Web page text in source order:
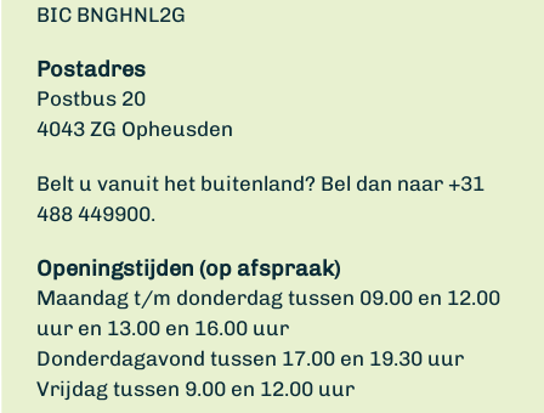
BIC BNGHNL2G
Postadres
Postbus 20
4043 ZG Opheusden
Belt u vanuit het buitenland? Bel dan naar +31
488 449900.
Openingstijden (op afspraak)
Maandag t/m donderdag tussen 09.00 en 12.00
uur en 13.00 en 16.00 uur
Donderdagavond tussen 17.00 en 19.30 uur
Vrijdag tussen 9.00 en 12.00 uur